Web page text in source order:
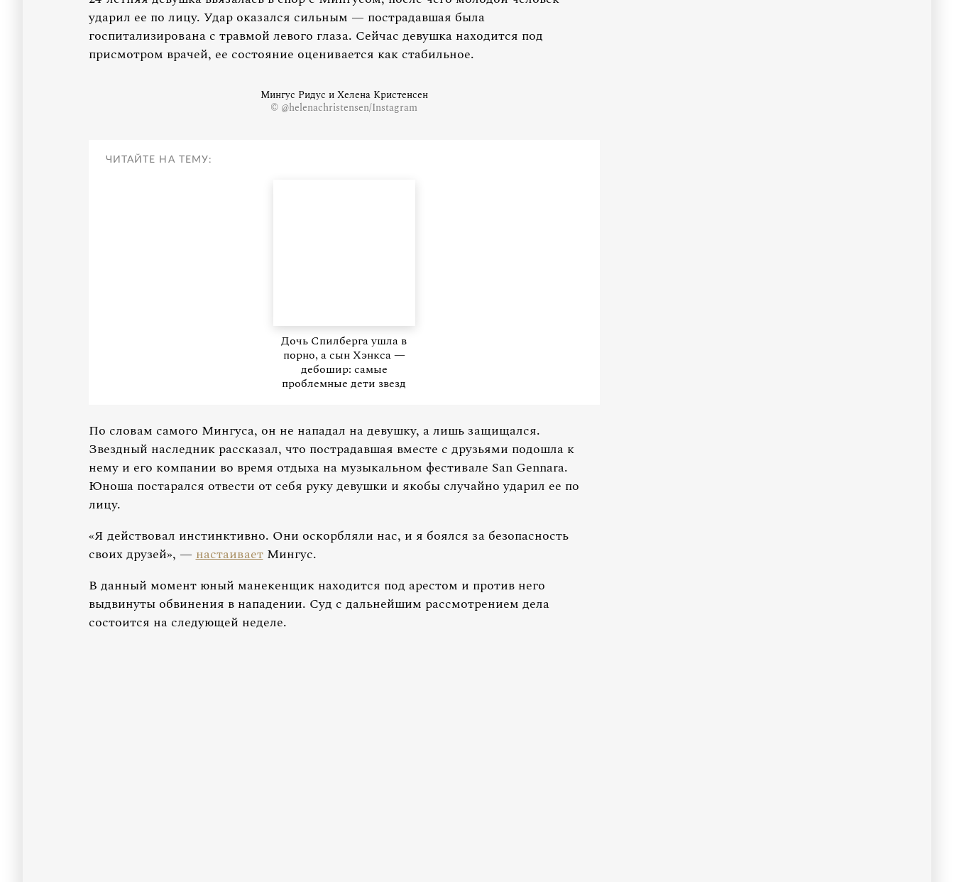
ударил ее по лицу. Удар оказался сильным — пострадавшая была
госпитализирована с травмой левого глаза. Сейчас девушка находится под
присмотром врачей, ее состояние оценивается как стабильное.
Мингус Ридус и Хелена Кристенсен
© @helenachristensen/Instagram
ЧИТАЙТЕ НА ТЕМУ:
Дочь Спилберга ушла в
порно, а сын Хэнкса —
дебошир: самые
проблемные дети звезд
По словам самого Мингуса, он не нападал на девушку, а лишь защищался.
Звездный наследник рассказал, что пострадавшая вместе с друзьями подошла к
нему и его компании во время отдыха на музыкальном фестивале San Gennara.
Юноша постарался отвести от себя руку девушки и якобы случайно ударил ее по
лицу.
«Я действовал инстинктивно. Они оскорбляли нас, и я боялся за безопасность
своих друзей», —настаиваетМингус.
В данный момент юный манекенщик находится под арестом и против него
выдвинуты обвинения в нападении. Суд с дальнейшим рассмотрением дела
состоится на следующей неделе.